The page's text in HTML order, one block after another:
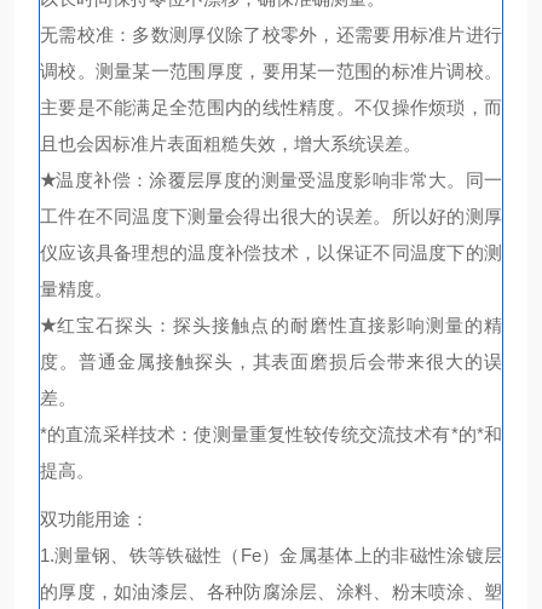
无需校准：多数测厚仪除了校零外，还需要用标准片进行
调校。测量某一范围厚度，要用某一范围的标准片调校。
主要是不能满足全范围内的线性精度。不仅操作烦琐，而
且也会因标准片表面粗糙失效，增大系统误差。
★温度补偿：涂覆层厚度的测量受温度影响非常大。同一
工件在不同温度下测量会得出很大的误差。所以好的测厚
仪应该具备理想的温度补偿技术，以保证不同温度下的测
量精度。
★红宝石探头：探头接触点的耐磨性直接影响测量的精
度。普通金属接触探头，其表面磨损后会带来很大的误
差。
*的直流采样技术：使测量重复性较传统交流技术有*的*和
提高。
双功能用途：
1.测量钢、铁等铁磁性（Fe）金属基体上的非磁性涂镀层
的厚度，如油漆层、各种防腐涂层、涂料、粉末喷涂、塑